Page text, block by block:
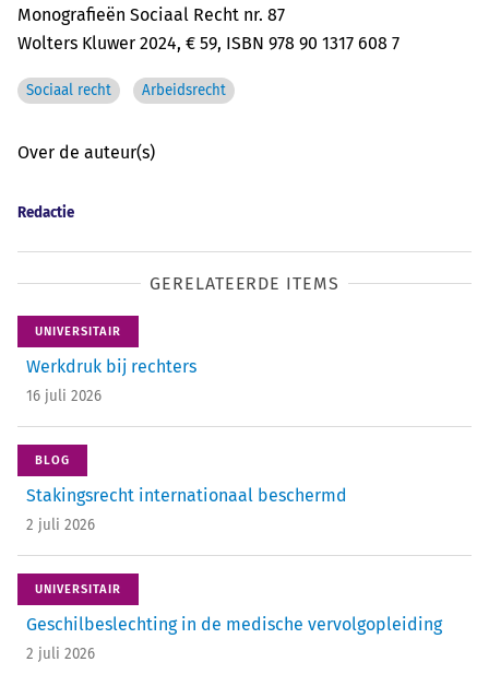
Monografieën Sociaal Recht nr. 87
Wolters Kluwer 2024, € 59, ISBN 978 90 1317 608 7
Sociaal recht Arbeidsrecht
Over de auteur(s)
Redactie
GERELATEERDE ITEMS
UNIVERSITAIR
Werkdruk bij rechters
16 juli 2026
BLOG
Stakingsrecht ­internationaal beschermd
2 juli 2026
UNIVERSITAIR
Geschilbeslechting in de medische vervolgopleiding
2 juli 2026